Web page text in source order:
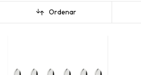
Ordenar